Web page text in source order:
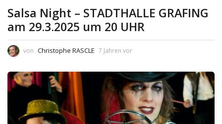
Salsa Night – STADTHALLE GRAFING
am 29.3.2025 um 20 UHR
von Christophe RASCLE 7 Jahren vor